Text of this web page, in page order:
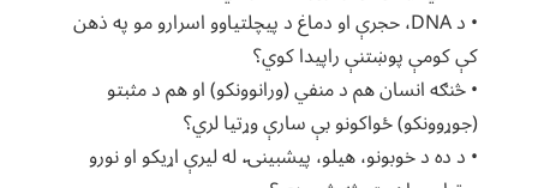
• د DNA، حجرې او دماغ د پیچلتیاوو اسرارو مو په ذهن
کې کومې پوښتنې راپیدا کوي؟
• څنګه انسان هم د منفي (ورانوونکو) او هم د مثبتو
(جوړوونکو) ځواکونو بې سارې وړتیا لري؟
• د ده د خوبونو، هیلو، پیشبينۍ، له لیرې اړیکو او نورو